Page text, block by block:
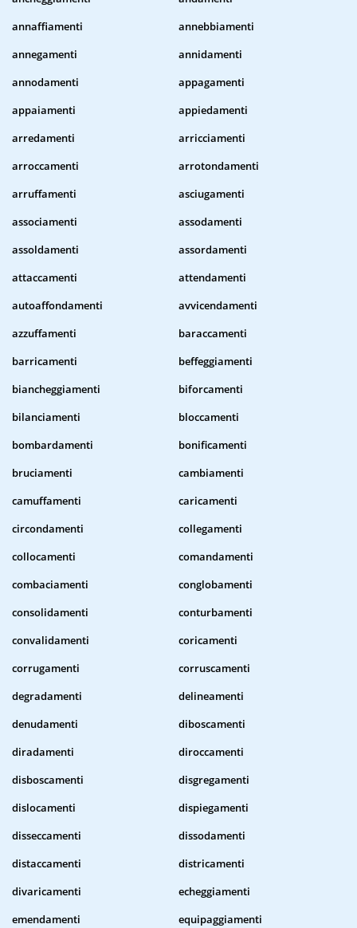
annaffiamenti
annebbiamenti
annegamenti
annidamenti
annodamenti
appagamenti
appaiamenti
appiedamenti
arredamenti
arricciamenti
arroccamenti
arrotondamenti
arruffamenti
asciugamenti
associamenti
assodamenti
assoldamenti
assordamenti
attaccamenti
attendamenti
autoaffondamenti
avvicendamenti
azzuffamenti
baraccamenti
barricamenti
beffeggiamenti
biancheggiamenti
biforcamenti
bilanciamenti
bloccamenti
bombardamenti
bonificamenti
bruciamenti
cambiamenti
camuffamenti
caricamenti
circondamenti
collegamenti
collocamenti
comandamenti
combaciamenti
conglobamenti
consolidamenti
conturbamenti
convalidamenti
coricamenti
corrugamenti
corruscamenti
degradamenti
delineamenti
denudamenti
diboscamenti
diradamenti
diroccamenti
disboscamenti
disgregamenti
dislocamenti
dispiegamenti
disseccamenti
dissodamenti
distaccamenti
districamenti
divaricamenti
echeggiamenti
emendamenti
equipaggiamenti